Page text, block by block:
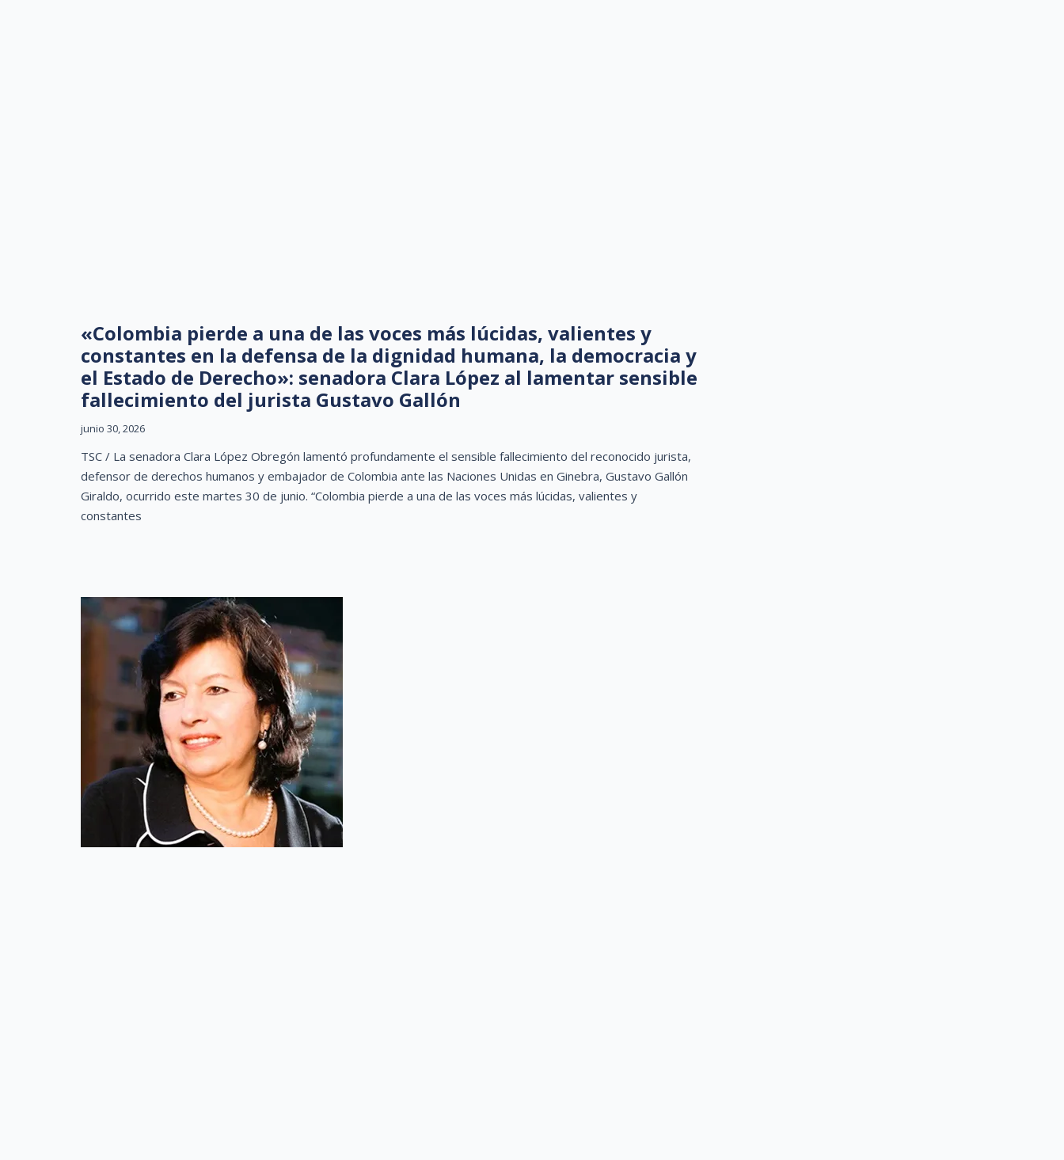
«Colombia pierde a una de las voces más lúcidas, valientes y
constantes en la defensa de la dignidad humana, la democracia y
el Estado de Derecho»: senadora Clara López al lamentar sensible
fallecimiento del jurista Gustavo Gallón
junio 30, 2026
TSC / La senadora Clara López Obregón lamentó profundamente el sensible fallecimiento del reconocido jurista,
defensor de derechos humanos y embajador de Colombia ante las Naciones Unidas en Ginebra, Gustavo Gallón
Giraldo, ocurrido este martes 30 de junio. “Colombia pierde a una de las voces más lúcidas, valientes y
constantes